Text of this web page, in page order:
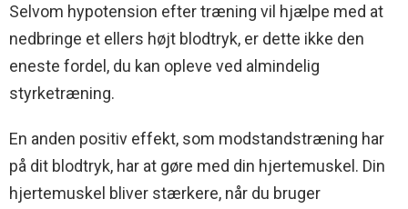
Selvom hypotension efter træning vil hjælpe med at
nedbringe et ellers højt blodtryk, er dette ikke den
eneste fordel, du kan opleve ved almindelig
styrketræning.
En anden positiv effekt, som modstandstræning har
på dit blodtryk, har at gøre med din hjertemuskel. Din
hjertemuskel bliver stærkere, når du bruger